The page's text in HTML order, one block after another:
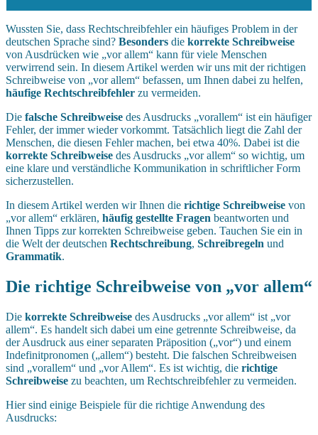
Wussten Sie, dass Rechtschreibfehler ein häufiges Problem in der
deutschen Sprache sind? Besonders die korrekte Schreibweise
von Ausdrücken wie „vor allem“ kann für viele Menschen
verwirrend sein. In diesem Artikel werden wir uns mit der richtigen
Schreibweise von „vor allem“ befassen, um Ihnen dabei zu helfen,
häufige Rechtschreibfehler zu vermeiden.
Die falsche Schreibweise des Ausdrucks „vorallem“ ist ein häufiger
Fehler, der immer wieder vorkommt. Tatsächlich liegt die Zahl der
Menschen, die diesen Fehler machen, bei etwa 40%. Dabei ist die
korrekte Schreibweise des Ausdrucks „vor allem“ so wichtig, um
eine klare und verständliche Kommunikation in schriftlicher Form
sicherzustellen.
In diesem Artikel werden wir Ihnen die richtige Schreibweise von
„vor allem“ erklären, häufig gestellte Fragen beantworten und
Ihnen Tipps zur korrekten Schreibweise geben. Tauchen Sie ein in
die Welt der deutschen Rechtschreibung, Schreibregeln und
Grammatik.
Die richtige Schreibweise von „vor allem“
Die korrekte Schreibweise des Ausdrucks „vor allem“ ist „vor
allem“. Es handelt sich dabei um eine getrennte Schreibweise, da
der Ausdruck aus einer separaten Präposition („vor“) und einem
Indefinitpronomen („allem“) besteht. Die falschen Schreibweisen
sind „vorallem“ und „vor Allem“. Es ist wichtig, die richtige
Schreibweise zu beachten, um Rechtschreibfehler zu vermeiden.
Hier sind einige Beispiele für die richtige Anwendung des
Ausdrucks: